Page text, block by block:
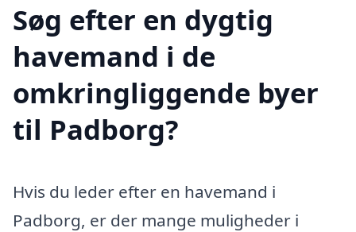
Søg efter en dygtig
havemand i de
omkringliggende byer
til Padborg?
Hvis du leder efter en havemand i
Padborg, er der mange muligheder i